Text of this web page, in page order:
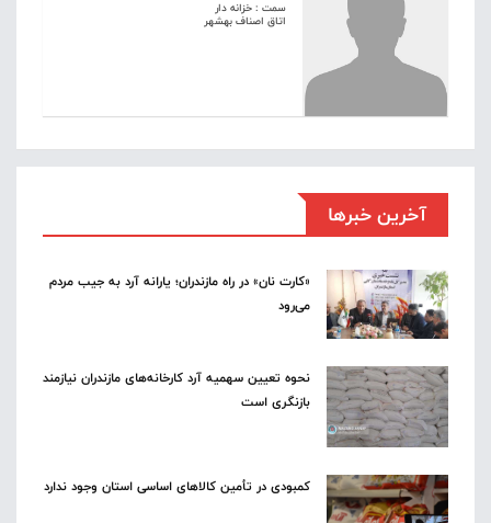
سمت : خزانه دار
اتاق اصناف بهشهر
آخرین خبرها
«کارت نان» در راه مازندران؛ یارانه آرد به جیب مردم
می‌رود
نحوه تعیین سهمیه آرد کارخانه‌های مازندران نیازمند
بازنگری است
کمبودی در تأمین کالاهای اساسی استان وجود ندارد